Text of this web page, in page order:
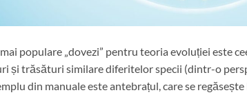
populare „dovezi” pentru teoria evoluției este
și trăsături similare diferitelor specii (dintr-o
din manuale este antebrațul, care se